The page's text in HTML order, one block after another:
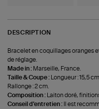
DESCRIPTION
Bracelet en coquillages oranges
de réglage.
Made in : Marseille, France.
Taille & Coupe :
Longueur : 15,5 cm.
Rallonge : 2 cm.
Composition :
Laiton doré,
Conseil d'entretien :
Il est